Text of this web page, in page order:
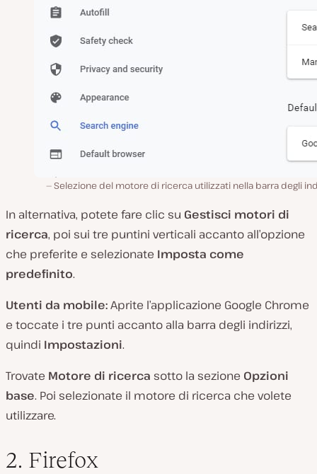
Selezione del motore di ricerca utilizzati nella barra degli
In alternativa, potete fare clic su Gestisci motori di
ricerca, poi sui tre puntini verticali accanto all’opzione
che preferite e selezionate Imposta come
predefinito.
Utenti da mobile:Aprite l’applicazione Google Chrome
e toccate i tre punti accanto alla barra degli indirizzi,
quindi Impostazioni.
Trovate Motore di ricerca sotto la sezione Opzioni
base. Poi selezionate il motore di ricerca che volete
utilizzare.
2. Firefox